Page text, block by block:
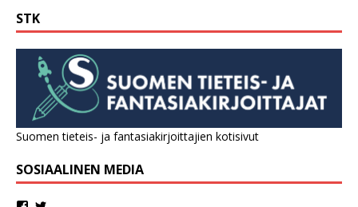
STK
Suomen tieteis- ja fantasiakirjoittajien kotisivut
SOSIAALINEN MEDIA